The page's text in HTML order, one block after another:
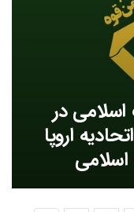
اسلامی در
اروپا
اسلامی